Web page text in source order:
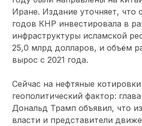
Иране. Издание уточняет, что
годов КНР инвестировала в
инфраструктуры исламской
25,0 млрд долларов, и объём
вырос с 2021 года.
Сейчас на нефтяные котировки
геополитический фактор:
Дональд Трамп объявил, что
власти и представители